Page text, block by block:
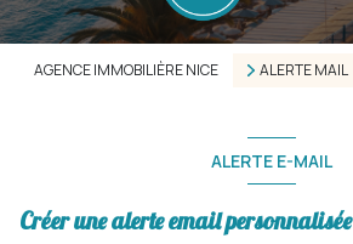
AGENCE IMMOBILIÈRE NICE ALERTE MAIL
ALERTE E-MAIL
Créer une alerte email personnalisée